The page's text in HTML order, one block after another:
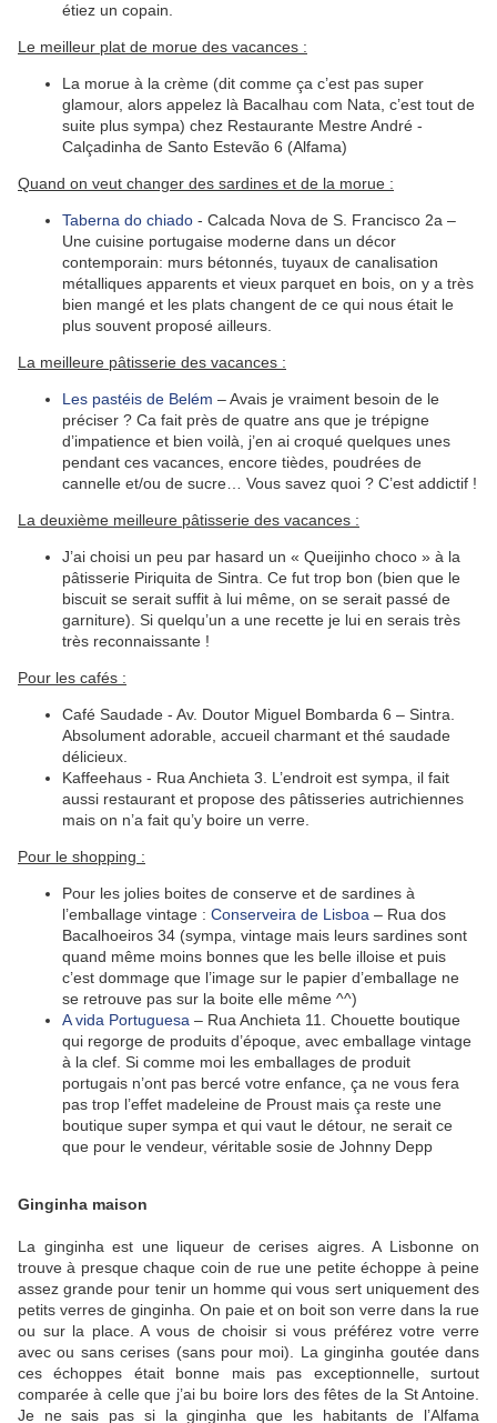
étiez un copain.
Le meilleur plat de morue des vacances :
La morue à la crème (dit comme ça c’est pas super
glamour, alors appelez là Bacalhau com Nata, c’est tout de
suite plus sympa) chez Restaurante Mestre André -
Calçadinha de Santo Estevão 6 (Alfama)
Quand on veut changer des sardines et de la morue :
Taberna do chiado - Calcada Nova de S. Francisco 2a –
Une cuisine portugaise moderne dans un décor
contemporain: murs bétonnés, tuyaux de canalisation
métalliques apparents et vieux parquet en bois, on y a très
bien mangé et les plats changent de ce qui nous était le
plus souvent proposé ailleurs.
La meilleure pâtisserie des vacances :
Les pastéis de Belém – Avais je vraiment besoin de le
préciser ? Ca fait près de quatre ans que je trépigne
d’impatience et bien voilà, j’en ai croqué quelques unes
pendant ces vacances, encore tièdes, poudrées de
cannelle et/ou de sucre… Vous savez quoi ? C’est addictif !
La deuxième meilleure pâtisserie des vacances :
J’ai choisi un peu par hasard un « Queijinho choco » à la
pâtisserie Piriquita de Sintra. Ce fut trop bon (bien que le
biscuit se serait suffit à lui même, on se serait passé de
garniture). Si quelqu’un a une recette je lui en serais très
très reconnaissante !
Pour les cafés :
Café Saudade - Av. Doutor Miguel Bombarda 6 – Sintra.
Absolument adorable, accueil charmant et thé saudade
délicieux.
Kaffeehaus - Rua Anchieta 3. L’endroit est sympa, il fait
aussi restaurant et propose des pâtisseries autrichiennes
mais on n’a fait qu’y boire un verre.
Pour le shopping :
Pour les jolies boites de conserve et de sardines à
l’emballage vintage : Conserveira de Lisboa – Rua dos
Bacalhoeiros 34 (sympa, vintage mais leurs sardines sont
quand même moins bonnes que les belle illoise et puis
c’est dommage que l’image sur le papier d’emballage ne
se retrouve pas sur la boite elle même ^^)
A vida Portuguesa – Rua Anchieta 11. Chouette boutique
qui regorge de produits d’époque, avec emballage vintage
à la clef. Si comme moi les emballages de produit
portugais n’ont pas bercé votre enfance, ça ne vous fera
pas trop l’effet madeleine de Proust mais ça reste une
boutique super sympa et qui vaut le détour, ne serait ce
que pour le vendeur, véritable sosie de Johnny Depp
Ginginha maison
La ginginha est une liqueur de cerises aigres. A Lisbonne on
trouve à presque chaque coin de rue une petite échoppe à peine
assez grande pour tenir un homme qui vous sert uniquement des
petits verres de ginginha. On paie et on boit son verre dans la rue
ou sur la place. A vous de choisir si vous préférez votre verre
avec ou sans cerises (sans pour moi). La ginginha goutée dans
ces échoppes était bonne mais pas exceptionnelle, surtout
comparée à celle que j’ai bu boire lors des fêtes de la St Antoine.
Je ne sais pas si la ginginha que les habitants de l’Alfama